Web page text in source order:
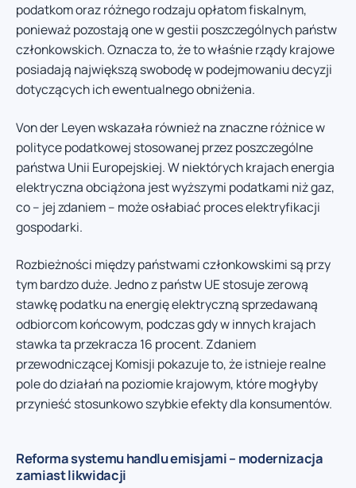
podatkom oraz różnego rodzaju opłatom fiskalnym,
ponieważ pozostają one w gestii poszczególnych państw
członkowskich. Oznacza to, że to właśnie rządy krajowe
posiadają największą swobodę w podejmowaniu decyzji
dotyczących ich ewentualnego obniżenia.
Von der Leyen wskazała również na znaczne różnice w
polityce podatkowej stosowanej przez poszczególne
państwa Unii Europejskiej. W niektórych krajach energia
elektryczna obciążona jest wyższymi podatkami niż gaz,
co – jej zdaniem – może osłabiać proces elektryfikacji
gospodarki.
Rozbieżności między państwami członkowskimi są przy
tym bardzo duże. Jedno z państw UE stosuje zerową
stawkę podatku na energię elektryczną sprzedawaną
odbiorcom końcowym, podczas gdy w innych krajach
stawka ta przekracza 16 procent. Zdaniem
przewodniczącej Komisji pokazuje to, że istnieje realne
pole do działań na poziomie krajowym, które mogłyby
przynieść stosunkowo szybkie efekty dla konsumentów.
Reforma systemu handlu emisjami – modernizacja
zamiast likwidacji